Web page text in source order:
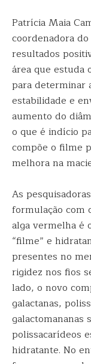
Patrícia Maia
coordenadora
resultados
área que estuda
para determinar
estabilidade e
aumento do
o que é indício
compõe o filme
melhora na
As
formulação com
alga vermelha é
“filme” e
presentes no
rigidez nos fios
lado, o novo
galactanas,
galactomananas
polissacarídeos
hidratante. No